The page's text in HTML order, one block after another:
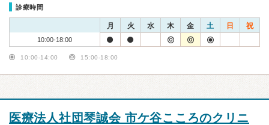
診療時間
月 火 水 木 金 土 日 祝
10:00-18:00
10:00-14:00 15:00-18:00
医療法人社団琴誠会 市ケ谷こころのクリニ